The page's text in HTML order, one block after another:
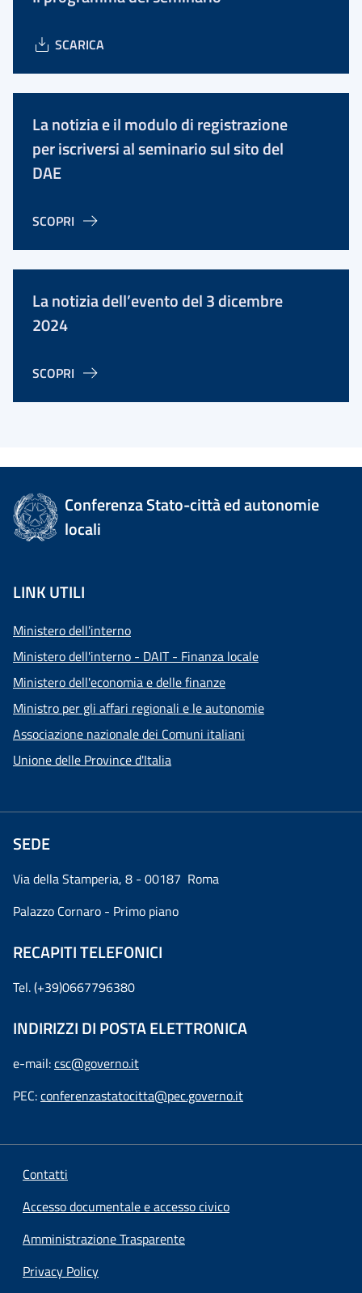
SCARICA
La notizia e il modulo di registrazione
per iscriversi al seminario sul sito del
DAE
SCOPRI
La notizia dell’evento del 3 dicembre
2024
SCOPRI
Conferenza Stato-città ed autonomie
locali
LINK UTILI
Ministero dell'interno
Ministero dell'interno - DAIT - Finanza locale
Ministero dell'economia e delle finanze
Ministro per gli affari regionali e le autonomie
Associazione nazionale dei Comuni italiani
Unione delle Province d'Italia
SEDE
Via della Stamperia, 8 - 00187 Roma
Palazzo Cornaro - Primo piano
RECAPITI TELEFONICI
Tel. (+39)0667796380
INDIRIZZI DI POSTA ELETTRONICA
e-mail:csc@governo.it
PEC:conferenzastatocitta@pec.governo.it
Contatti
Accesso documentale e accesso civico
Amministrazione Trasparente
Privacy Policy